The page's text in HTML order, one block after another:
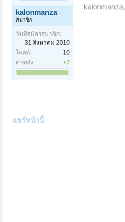
kalonmanza
สมาชิก
วันที่สมัครสมาชิก:
31 สิงหาคม 2010
โพสต์:
10
ค่าพลัง:
+7
kalonmanza,
แชร์หน้านี้